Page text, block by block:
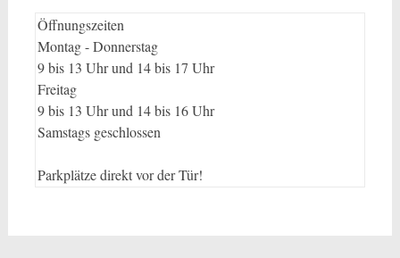
Öffnungszeiten
Montag - Donnerstag
9 bis 13 Uhr und 14 bis 17 Uhr
Freitag
9 bis 13 Uhr und 14 bis 16 Uhr
Samstags geschlossen
Parkplätze direkt vor der Tür!